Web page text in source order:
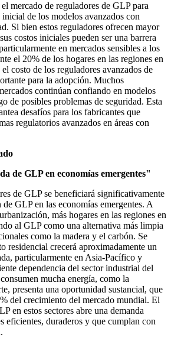
mercado de reguladores de GLP para
de los modelos avanzados con
Si bien estos reguladores ofrecen mayor
costos iniciales pueden ser una barrera
en mercados sensibles a los
el 20% de los hogares en las regiones en
costo de los reguladores avanzados de
para la adopción. Muchos
continúan confiando en modelos
de posibles problemas de seguridad. Esta
desafíos para los fabricantes que
regulatorios avanzados en áreas con
de GLP en economías emergentes"
de GLP se beneficiará significativamente
GLP en las economías emergentes. A
más hogares en las regiones en
al GLP como una alternativa más limpia
como la madera y el carbón. Se
residencial crecerá aproximadamente un
particularmente en Asia-Pacífico y
dependencia del sector industrial del
mucha energía, como la
presenta una oportunidad sustancial, que
del crecimiento del mercado mundial. El
en estos sectores abre una demanda
eficientes, duraderos y que cumplan con